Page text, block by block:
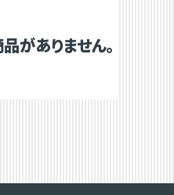
がありません。